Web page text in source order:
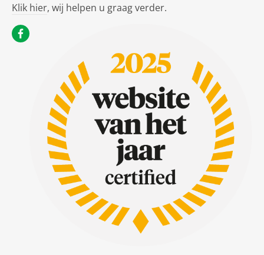
Klik hier, wij helpen u graag verder.